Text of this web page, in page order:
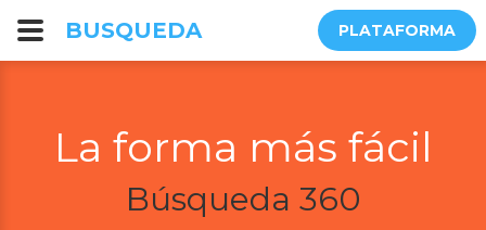
BUSQUEDA PLATAFORMA
La forma más fácil
Búsqueda 360